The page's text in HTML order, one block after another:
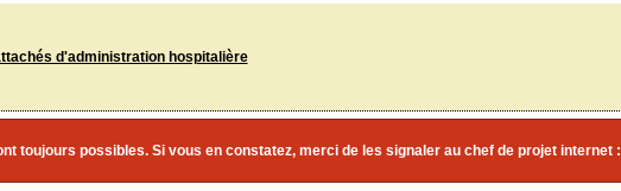
d'administration hospitalière
toujours possibles. Si vous en constatez, merci de les signaler au chef de projet internet :